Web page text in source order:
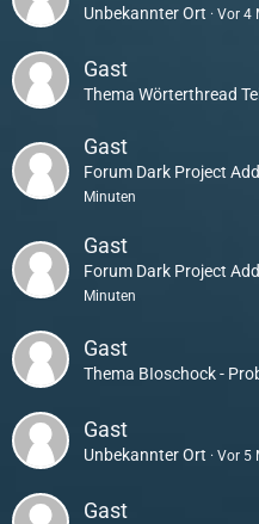
Unbekannter Ort Vor 4
Gast
Thema Wörterthread
Gast
Forum Dark Project
Minuten
Gast
Forum Dark Project
Minuten
Gast
Thema BIoschock -
Gast
Unbekannter Ort Vor 5
Gast